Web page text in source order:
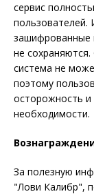
сервис
пользователей.
зашифрованные
не
система не
поэтому
осторожность и
необходимости.
За полезную
"Лови Калибр",